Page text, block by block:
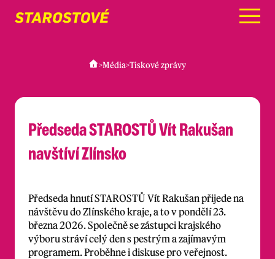
Menu
>Média>Tiskové zprávy
Předseda STAROSTŮ Vít Rakušan
navštíví Zlínsko
Předseda hnutí STAROSTŮ Vít Rakušan přijede na
návštěvu do Zlínského kraje, a to v pondělí 23.
března 2026. Společně se zástupci krajského
výboru stráví celý den s pestrým a zajímavým
programem. Proběhne i diskuse pro veřejnost.